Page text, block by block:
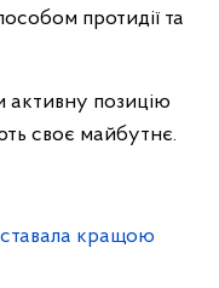
протидії та
активну позицію
своє майбутнє.
кращою